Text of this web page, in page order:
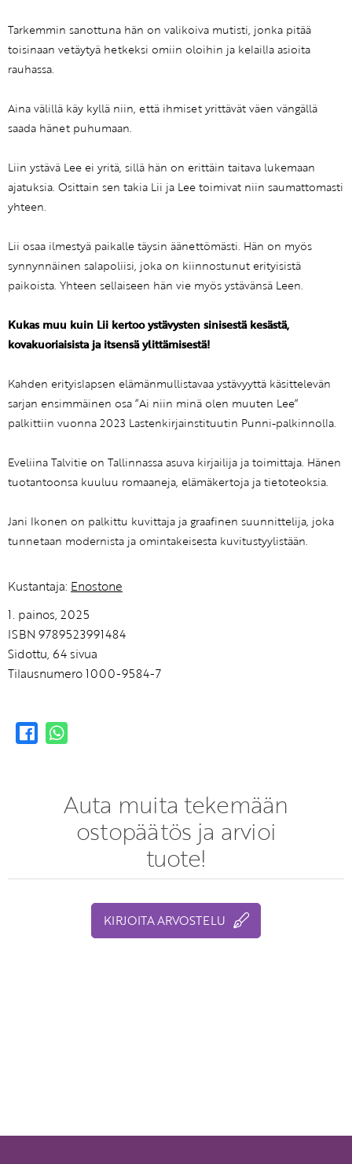
Tarkemmin sanottuna hän on valikoiva mutisti, jonka pitää
toisinaan vetäytyä hetkeksi omiin oloihin ja kelailla asioita
rauhassa.
Aina välillä käy kyllä niin, että ihmiset yrittävät väen vängällä
saada hänet puhumaan.
Liin ystävä Lee ei yritä, sillä hän on erittäin taitava lukemaan
ajatuksia. Osittain sen takia Lii ja Lee toimivat niin saumattomasti
yhteen.
Lii osaa ilmestyä paikalle täysin äänettömästi. Hän on myös
synnynnäinen salapoliisi, joka on kiinnostunut erityisistä
paikoista. Yhteen sellaiseen hän vie myös ystävänsä Leen.
Kukas muu kuin Lii kertoo ystävysten sinisestä kesästä,
kovakuoriaisista ja itsensä ylittämisestä!
Kahden erityislapsen elämänmullistavaa ystävyyttä käsittelevän
sarjan ensimmäinen osa ”Ai niin minä olen muuten Lee”
palkittiin vuonna 2023 Lastenkirjainstituutin Punni-palkinnolla.
Eveliina Talvitie on Tallinnassa asuva kirjailija ja toimittaja. Hänen
tuotantoonsa kuuluu romaaneja, elämäkertoja ja tietoteoksia.
Jani Ikonen on palkittu kuvittaja ja graafinen suunnittelija, joka
tunnetaan modernista ja omintakeisesta kuvitustyylistään.
Kustantaja: Enostone
1. painos, 2025
ISBN 9789523991484
Sidottu, 64 sivua
Tilausnumero 1000-9584-7
Auta muita tekemään
ostopäätös ja arvioi
tuote!
KIRJOITA ARVOSTELU